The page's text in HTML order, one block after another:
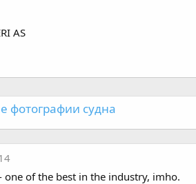
AS
фотографии судна
one of the best in the industry, imho.